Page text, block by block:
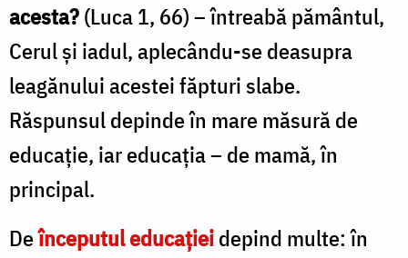
acesta?(Luca 1, 66) – întreabă pământul,
Cerul şi iadul, aplecându-se deasupra
leagănului acestei făpturi slabe.
Răspunsul depinde în mare măsură de
educaţie, iar educaţia – de mamă, în
principal.
Deînceputul educaţieidepind multe: în